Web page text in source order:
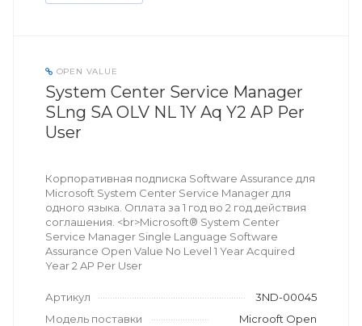
OPEN VALUE
System Center Service Manager
SLng SA OLV NL 1Y Aq Y2 AP Per
User
Корпоративная подписка Software Assurance для
Microsoft System Center Service Manager для
одного языка. Оплата за 1 год во 2 год действия
соглашения. <br>Microsoft® System Center
Service Manager Single Language Software
Assurance Open Value No Level 1 Year Acquired
Year 2 AP Per User
Артикул
3ND-00045
Модель поставки
Microoft Open